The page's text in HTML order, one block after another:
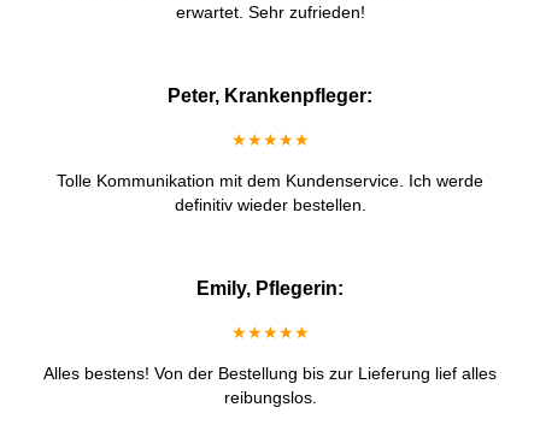
erwartet. Sehr zufrieden!
Peter, Krankenpfleger:
★★★★★
Tolle Kommunikation mit dem Kundenservice. Ich werde
definitiv wieder bestellen.
Emily, Pflegerin:
★★★★★
Alles bestens! Von der Bestellung bis zur Lieferung lief alles
reibungslos.